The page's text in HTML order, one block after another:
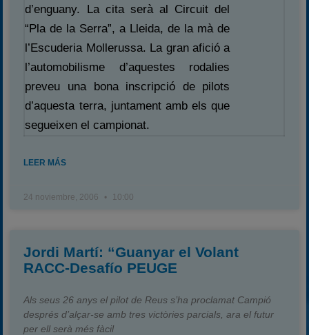
d’enguany. La cita serà al Circuit del
“Pla de la Serra”, a Lleida, de la mà de
l’Escuderia Mollerussa. La gran afició a
l’automobilisme d’aquestes rodalies
preveu una bona inscripció de pilots
d’aquesta terra, juntament amb els que
segueixen el campionat.
LEER MÁS
24 noviembre, 2006 10:00
Jordi Martí: “Guanyar el Volant
RACC-Desafío PEUGE
Als seus 26 anys el pilot de Reus s’ha proclamat Campió
després d’alçar-se amb tres victòries parcials, ara el futur
per ell serà més fàcil